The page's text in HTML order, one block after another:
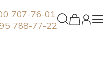
707-76-01
788-77-22